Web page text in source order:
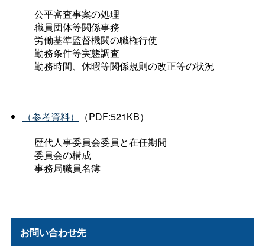
公平審査事案の処理
職員団体等関係事務
労働基準監督機関の職権行使
勤務条件等実態調査
勤務時間、休暇等関係規則の改正等の状況
（参考資料）
（PDF:521KB）
歴代人事委員会委員と在任期間
委員会の構成
事務局職員名簿
お問い合わせ先